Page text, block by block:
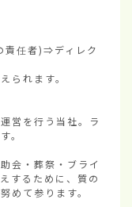
責任者)⇒ディレク
られます。
営を行う当社。ラ
。
会・葬祭・ブライ
するために、質の
めて参ります。